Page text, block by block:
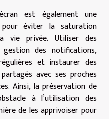
est également une
pour éviter la saturation
vie privée. Utiliser des
des notifications,
et instaurer des
avec ses proches
Ainsi, la préservation de
à l’utilisation des
de les apprivoiser pour